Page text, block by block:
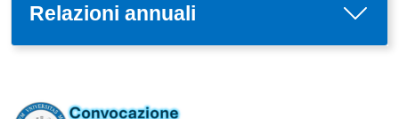
Relazioni annuali
Immagine